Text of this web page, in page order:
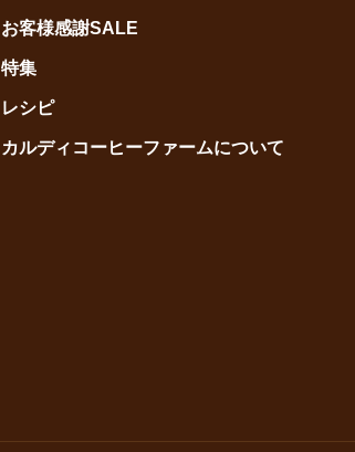
お客様感謝SALE
特集
レシピ
カルディコーヒーファームについて